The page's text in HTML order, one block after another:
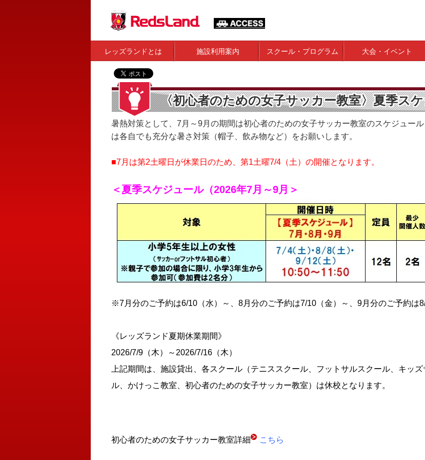
レッズランドとは 施設利用案内 スクール・プログラム 大会・イベント
〈初心者のための女子サッカー教室〉夏季ス
暑熱対策として、7月～9月の期間は初心者のための女子サッカー教室のスケジュー
は各自でも充分な暑さ対策（帽子、飲み物など）をお願いします。
■7月は第2土曜日が休業日のため、第1土曜7/4（土）の開催となります。
＜夏季スケジュール（2026年7月～9月＞
※7月分のご予約は6/10（水）～、8月分のご予約は7/10（金）～、9月分のご予約は
《レッズランド夏期休業期間》
2026/7/9（木）～2026/7/16（木）
上記期間は、施設貸出、各スクール（テニススクール、フットサルスクール、キッ
ル、かけっこ教室、初心者のための女子サッカー教室）は休校となります。
初心者のための女子サッカー教室詳細 こちら